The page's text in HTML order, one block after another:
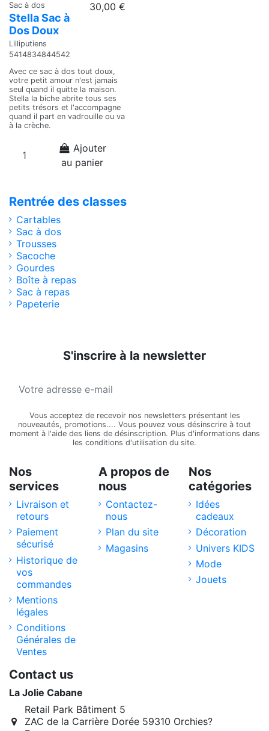
Sac à dos
Stella Sac à
Dos Doux
Lilliputiens
5414834844542
30,00 €
Avec ce sac à dos tout doux,
votre petit amour n'est jamais
seul quand il quitte la maison.
Stella la biche abrite tous ses
petits trésors et l'accompagne
quand il part en vadrouille ou va
à la crèche.
Ajouter
au panier
Rentrée des classes
Cartables
Sac à dos
Trousses
Sacoche
Gourdes
Boîte à repas
Sac à repas
Papeterie
S'inscrire à la newsletter
Vous acceptez de recevoir nos newsletters présentant les
nouveautés, promotions.... Vous pouvez vous désinscrire à tout
moment à l'aide des liens de désinscription. Plus d'informations dans
les conditions d'utilisation du site.
Nos
services
Livraison et
retours
Paiement
sécurisé
Historique de
vos
commandes
Mentions
légales
Conditions
Générales de
Ventes
A propos de
nous
Contactez-
nous
Plan du site
Magasins
Nos
catégories
Idées
cadeaux
Décoration
Univers KIDS
Mode
Jouets
Contact us
La Jolie Cabane
Retail Park Bâtiment 5
ZAC de la Carrière Dorée 59310 Orchies?